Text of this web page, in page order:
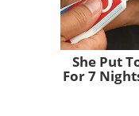
She Put
For 7